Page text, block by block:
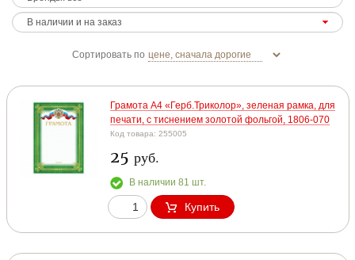
Сортировать по
Грамота А4 «Герб.Триколор», зеленая рамка, для
печати, с тиснением золотой фольгой, 1806-070
Код товара: 255005
25 руб.
В наличии 81 шт.
Купить